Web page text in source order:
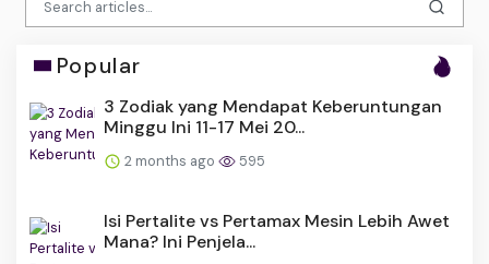
Popular
3 Zodiak yang Mendapat Keberuntungan
Minggu Ini 11-17 Mei 20...
2 months ago 595
Isi Pertalite vs Pertamax Mesin Lebih Awet
Mana? Ini Penjela...